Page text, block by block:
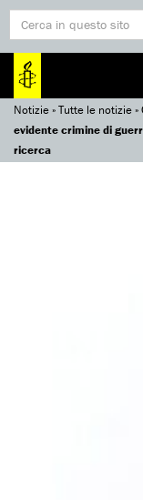
Notizie»Tutte le notizie»
evidente crimine di
ricerca